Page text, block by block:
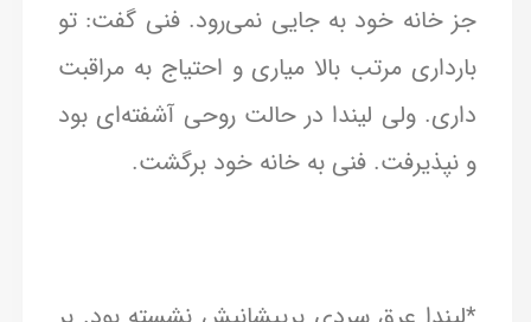
جز خانه خود به جایی نمی‌رود. فنی گفت: تو
بارداری مرتب بالا میاری و احتیاج به مراقبت
داری. ولی لیندا در حالت روحی آشفته‌ای بود
و نپذیرفت. فنی به خانه خود برگشت.